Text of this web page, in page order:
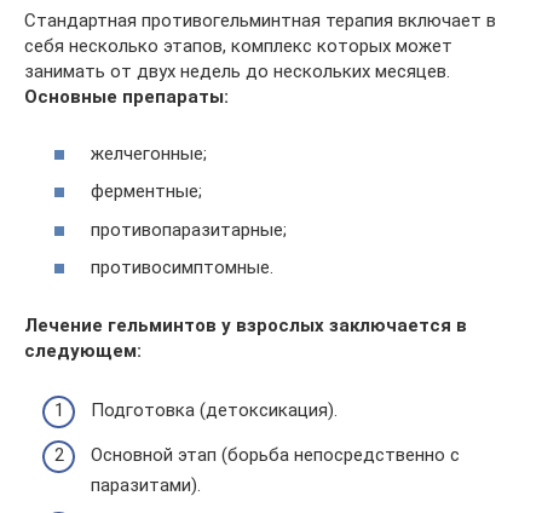
Стандартная противогельминтная терапия включает в
себя несколько этапов, комплекс которых может
занимать от двух недель до нескольких месяцев.
Основные препараты:
желчегонные;
ферментные;
противопаразитарные;
противосимптомные.
Лечение гельминтов у взрослых заключается в
следующем:
Подготовка (детоксикация).
Основной этап (борьба непосредственно с
паразитами).